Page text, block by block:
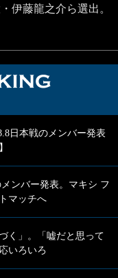
伊藤龍之介ら選出。
日本戦のメンバー発表
ンバー発表。マキシ フ
マッチへ
く」。「嘘だと思って
いろいろ